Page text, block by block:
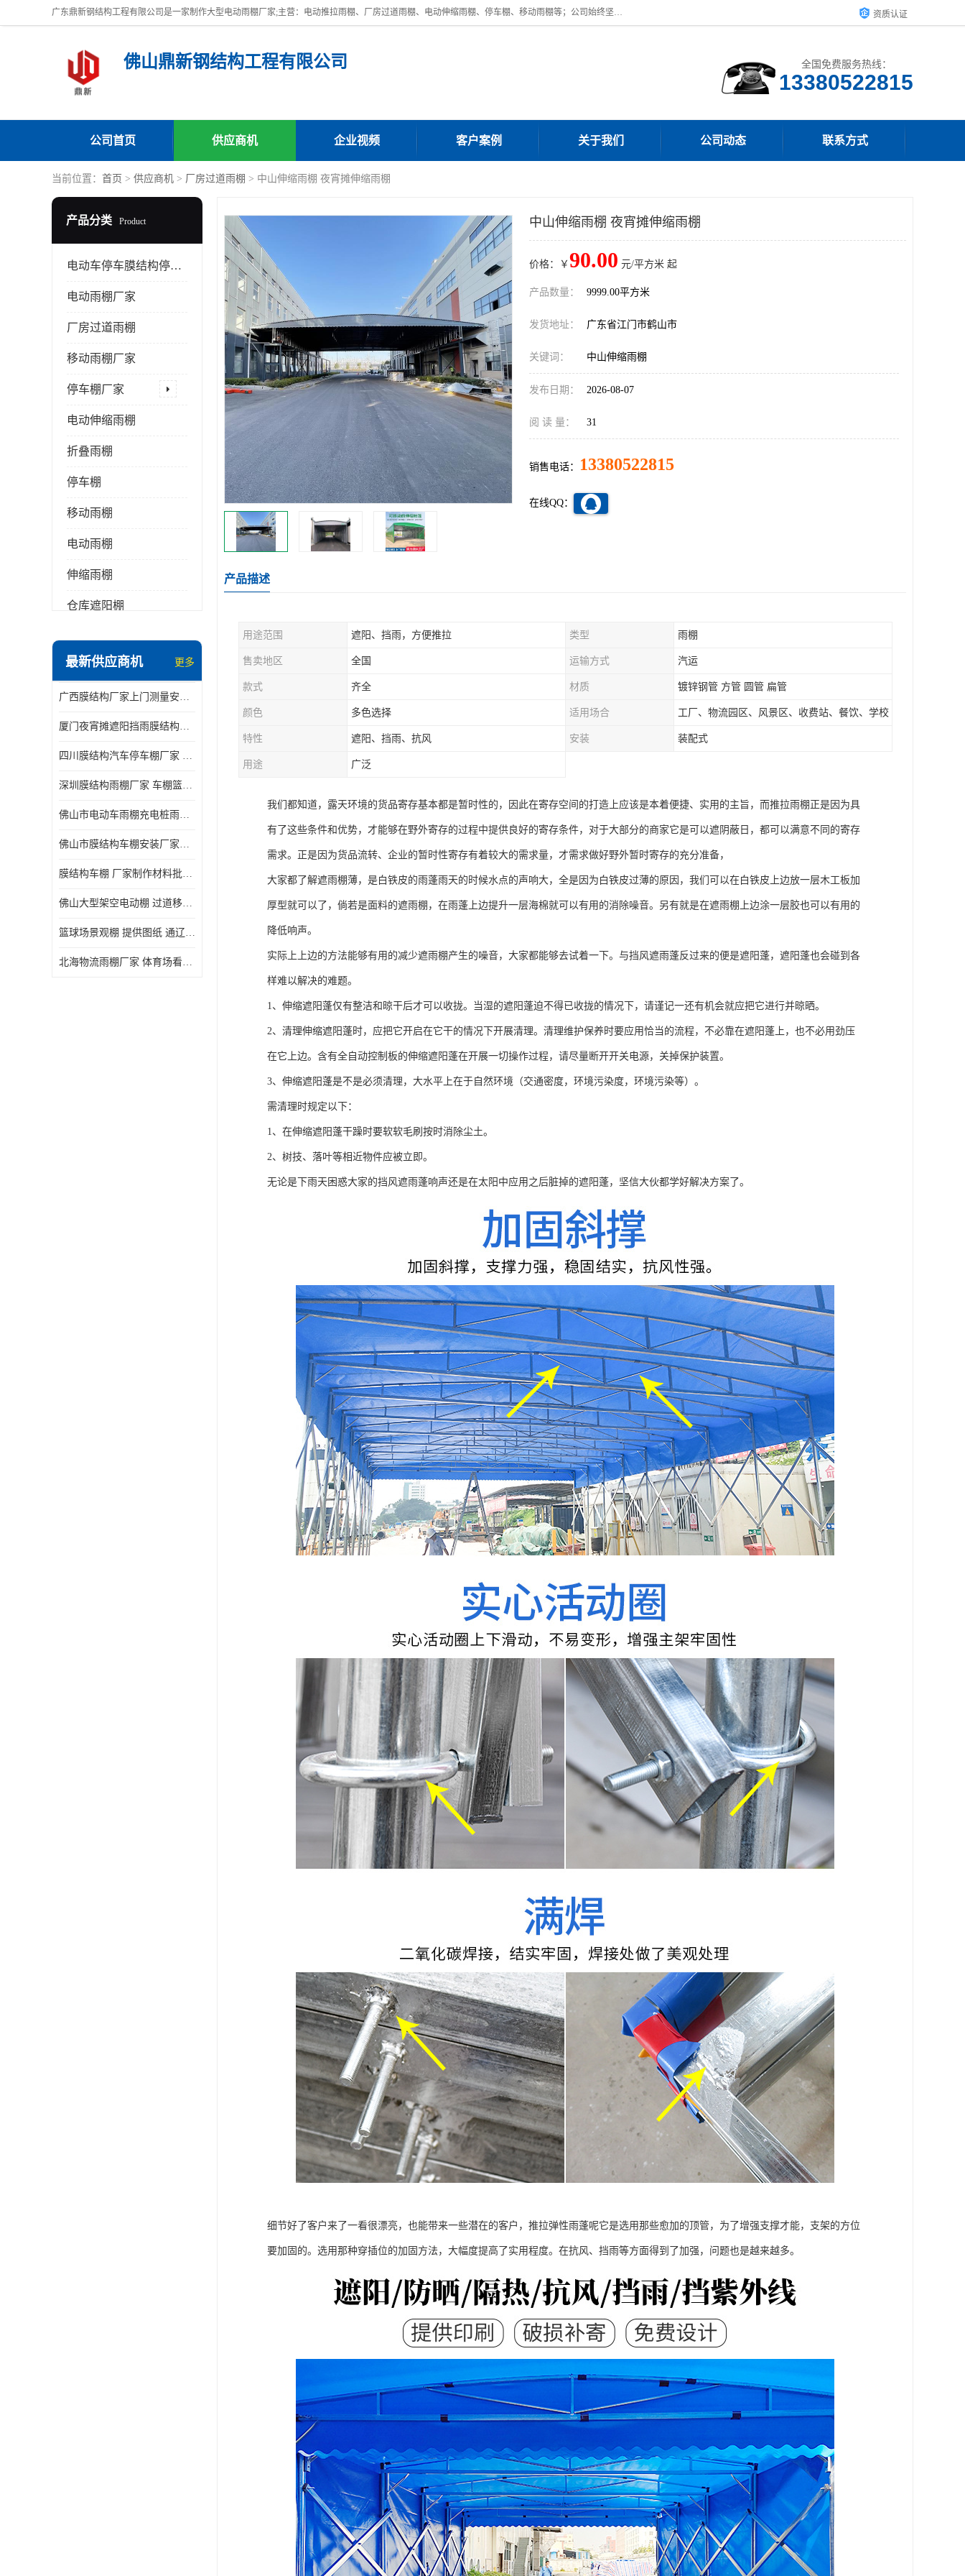
广东鼎新钢结构工程有限公司是一家制作大型电动雨棚厂家;主营：电动推拉雨棚、厂房过道雨棚、电动伸缩雨棚、停车棚、移动雨棚等；公司始终坚持结构创新,品质优越,美观形象,且售后服务好。公司充分吸纳当今休闲用品的前端技术和风格,为您带来质价相宜,时尚典雅的各种户外用品, 资质认证
佛山鼎新钢结构工程有限公司 全国免费服务热线：
13380522815
公司首页 供应商机 企业视频 客户案例 关于我们 公司动态 联系方式
当前位置： 首页 > 供应商机 > 厂房过道雨棚 > 中山伸缩雨棚 夜宵摊伸缩雨棚
产品分类 Product
电动车停车膜结构停车棚
电动雨棚厂家
厂房过道雨棚
移动雨棚厂家
停车棚厂家
电动伸缩雨棚
折叠雨棚
停车棚
移动雨棚
电动雨棚
伸缩雨棚
仓库遮阳棚
电动推拉雨棚
膜结构停景观棚
最新供应商机 更多
广西膜结构厂家上门测量安装发货，厂家发货没有差价
厦门夜宵摊遮阳挡雨膜结构雨棚设计 上门测量 款式多
四川膜结构汽车停车棚厂家 款式多 提供报价
深圳膜结构雨棚厂家 车棚篮球场体育看台 规格多样
佛山市电动车雨棚充电桩雨棚小区电动车棚
佛山市膜结构车棚安装厂家发货安装
膜结构车棚 厂家制作材料批发安装一体式工厂
佛山大型架空电动棚 过道移动雨蓬 屋轨道悬空棚免费测量
篮球场景观棚 提供图纸 通辽膜结构厂家
北海物流雨棚厂家 体育场看台雨棚 价格优惠
中山伸缩雨棚 夜宵摊伸缩雨棚
价格：￥ 90.00 元/平方米 起
产品数量： 9999.00平方米
发货地址： 广东省江门市鹤山市
关键词： 中山伸缩雨棚
发布日期： 2026-08-07
阅 读 量： 31
销售电话： 13380522815
在线QQ：
产品描述
用途范围 遮阳、挡雨，方便推拉 类型 雨棚
售卖地区 全国 运输方式 汽运
款式 齐全 材质 镀锌钢管 方管 圆管 扁管
颜色 多色选择 适用场合 工厂、物流园区、风景区、收费站、餐饮、学校
特性 遮阳、挡雨、抗风 安装 装配式
用途 广泛
我们都知道，露天环境的货品寄存基本都是暂时性的，因此在寄存空间的打造上应该是本着便捷、实用的主旨，而推拉雨棚正是因为具
有了这些条件和优势，才能够在野外寄存的过程中提供良好的寄存条件，对于大部分的商家它是可以遮阴蔽日，都可以满意不同的寄存
需求。正是因为货品流转、企业的暂时性寄存有着较大的需求量，才需求做好野外暂时寄存的充分准备，
大家都了解遮雨棚薄，是白铁皮的雨蓬雨天的时候水点的声响大，全是因为白铁皮过薄的原因，我们可以在白铁皮上边放一层木工板加
厚型就可以了，倘若是面料的遮雨棚，在雨蓬上边提升一层海棉就可以有用的消除噪音。另有就是在遮雨棚上边涂一层胶也可以有用的
降低响声。
实际上上边的方法能够有用的减少遮雨棚产生的噪音，大家都能够去试着一下。与挡风遮雨蓬反过来的便是遮阳蓬，遮阳蓬也会碰到各
样难以解决的难题。
1、伸缩遮阳蓬仅有整洁和晾干后才可以收拢。当湿的遮阳蓬迫不得已收拢的情况下，请谨记一还有机会就应把它进行并晾晒。
2、清理伸缩遮阳蓬时，应把它开启在它干的情况下开展清理。清理维护保养时要应用恰当的流程，不必靠在遮阳蓬上，也不必用劲压
在它上边。含有全自动控制板的伸缩遮阳蓬在开展一切操作过程，请尽量断开开关电源，关掉保护装置。
3、伸缩遮阳蓬是不是必须清理，大水平上在于自然环境（交通密度，环境污染度，环境污染等）。
需清理时规定以下：
1、在伸缩遮阳蓬干躁时要软软毛刷按时消除尘土。
2、树技、落叶等相近物件应被立即。
无论是下雨天困惑大家的挡风遮雨蓬响声还是在太阳中应用之后脏掉的遮阳蓬，坚信大伙都学好解决方案了。
细节好了客户来了一看很漂亮，也能带来一些潜在的客户，推拉弹性雨蓬呢它是选用那些愈加的顶管，为了增强支撑才能，支架的方位
要加固的。选用那种穿插位的加固方法，大幅度提高了实用程度。在抗风、挡雨等方面得到了加强，问题也是越来越多。